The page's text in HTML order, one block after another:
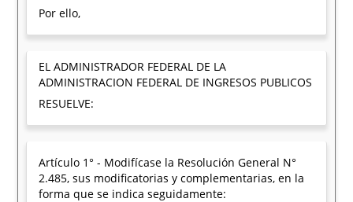
Por ello,
EL ADMINISTRADOR FEDERAL DE LA
ADMINISTRACION FEDERAL DE INGRESOS PUBLICOS
RESUELVE:
Artículo 1° - Modifícase la Resolución General N°
2.485, sus modificatorias y complementarias, en la
forma que se indica seguidamente: